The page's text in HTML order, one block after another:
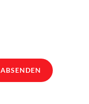
ABSENDEN